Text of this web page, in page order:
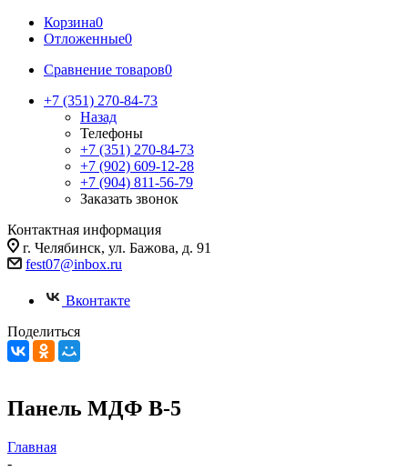
Корзина0
Отложенные0
Сравнение товаров0
+7 (351) 270-84-73
Назад
Телефоны
+7 (351) 270-84-73
+7 (902) 609-12-28
+7 (904) 811-56-79
Заказать звонок
Контактная информация
г. Челябинск, ул. Бажова, д. 91
fest07@inbox.ru
Вконтакте
Поделиться
Панель МДФ В-5
Главная
-